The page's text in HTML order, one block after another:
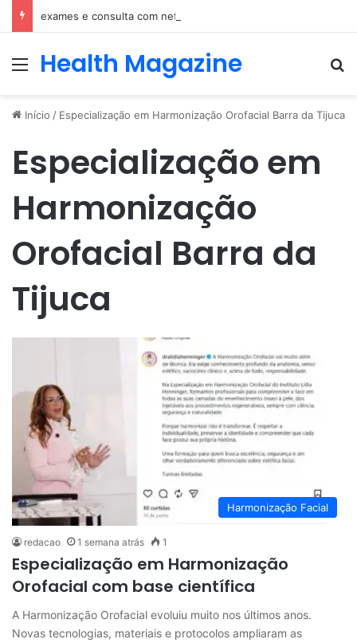
exames e consulta com nefrologista no Rio
Menu
Health Magazine
Início / Especialização em Harmonização Orofacial Barra da Tijuca
Especialização em
Harmonização
Orofacial Barra da
Tijuca
Harmonização Facial
redacao 1 semana atrás 1
Especialização em Harmonização
Orofacial com base científica
A Harmonização Orofacial evoluiu muito nos últimos anos.
Novas tecnologias, materiais e protocolos ampliaram as